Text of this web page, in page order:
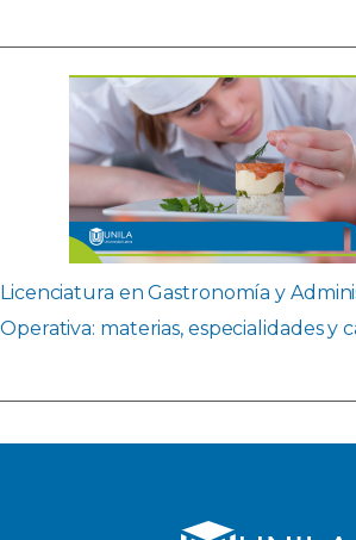
Licenciatura en Gastronomía y
Operativa: materias, especialidades y